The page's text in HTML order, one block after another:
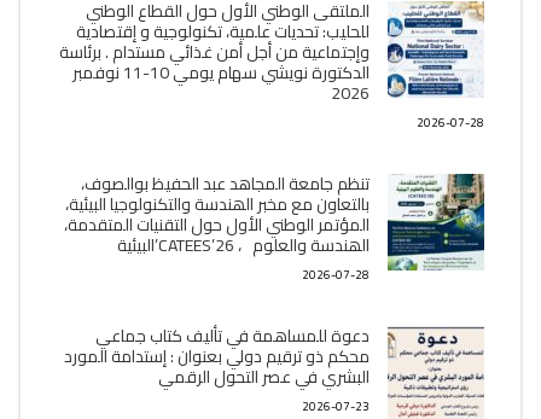
الملتقى الوطني الأول حول القطاع الوطني
للحليب: تحديات علمية، تكنولوجية و إقتصادية
وإجتماعية من أجل أمن غذائي مستدام . برئاسة
الدكتورة نويشي سهام يومي 10-11 نوفمبر
2026
2026-07-28
تنظم جامعة المجاهد عبد الحفيظ بوالصوف،
بالتعاون مع مخبر الھندسة والتكنولوجيا البیئیة،
المؤتمر الوطني الأول حول التقنيات المتقدمة،
الھندسة والعلوم ، CATEES’26’البیئية
2026-07-28
دعوة للمساهمة في تأليف كتاب جماعي
محكم ذو ترقيم دولي بعنوان : إستدامة المورد
البشري في عصر التحول الرقمي
2026-07-23